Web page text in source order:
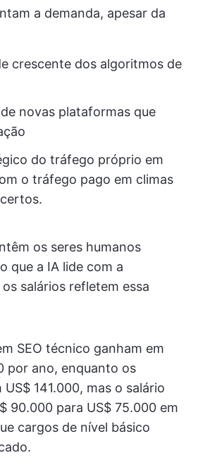
a demanda, apesar da
crescente dos algoritmos de
novas plataformas que
do tráfego próprio em
o tráfego pago em climas
os seres humanos
que a IA lide com a
salários refletem essa
SEO técnico ganham em
por ano, enquanto os
141.000, mas o salário
90.000 para US$ 75.000 em
cargos de nível básico